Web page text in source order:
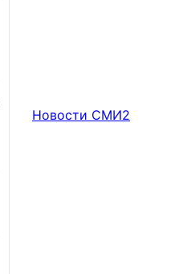
Новости СМИ2